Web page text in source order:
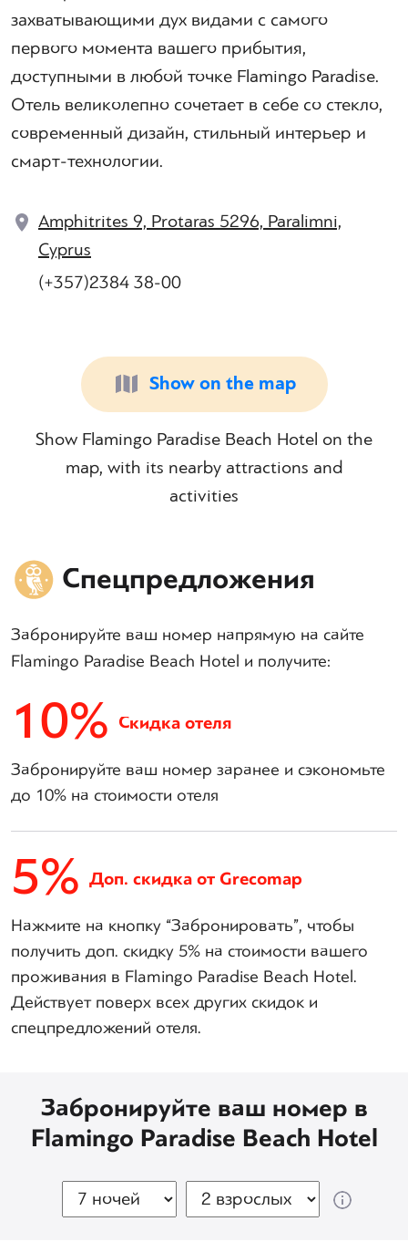
захватывающими дух видами с самого
первого момента вашего прибытия,
доступными в любой точке Flamingo Paradise.
Отель великолепно сочетает в себе со стекло,
современный дизайн, стильный интерьер и
смарт-технологии.
Amphitrites 9, Protaras 5296, Paralimni,
Cyprus
(+357)2384 38-00
Show on the map
Show Flamingo Paradise Beach Hotel on the
map, with its nearby attractions and
activities
Спецпредложения
Забронируйте ваш номер напрямую на сайте
Flamingo Paradise Beach Hotel и получите:
10% Скидка отеля
Забронируйте ваш номер заранее и сэкономьте
до 10% на стоимости отеля
5% Доп. скидка от Grecomap
Нажмите на кнопку “Забронировать”, чтобы
получить доп. скидку 5% на стоимости вашего
проживания в Flamingo Paradise Beach Hotel.
Действует поверх всех других скидок и
спецпредложений отеля.
Забронируйте ваш номер в
Flamingo Paradise Beach Hotel